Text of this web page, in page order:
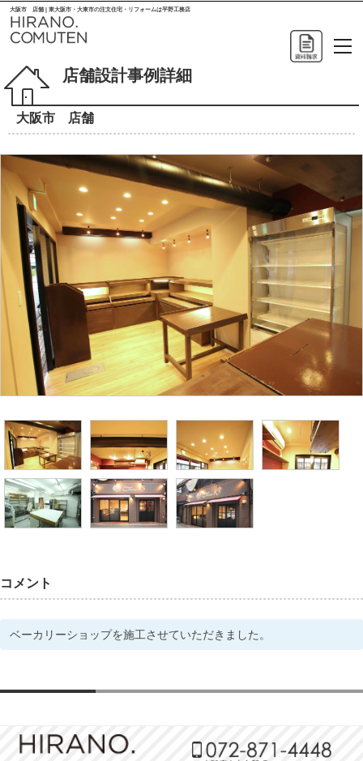
大阪市 店舗 | 東大阪市・大東市の注文住宅・リフォームは平野工務店
店舗設計事例詳細
大阪市 店舗
コメント
ベーカリーショップを施工させていただきました。